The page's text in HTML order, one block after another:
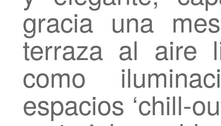
gracia una
terraza al aire
como
espacios ‘chill-